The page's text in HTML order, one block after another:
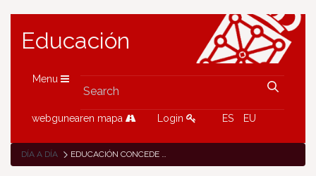
Educación
Menu
webgunearen mapa Login ES EU
DÍA A DÍA EDUCACIÓN CONCEDE 27.900 EUROS PARA LA REALIZACIÓN DE PROYECTOS DE INVESTIGACIÓN EN CENTROS EDUCATIVOS